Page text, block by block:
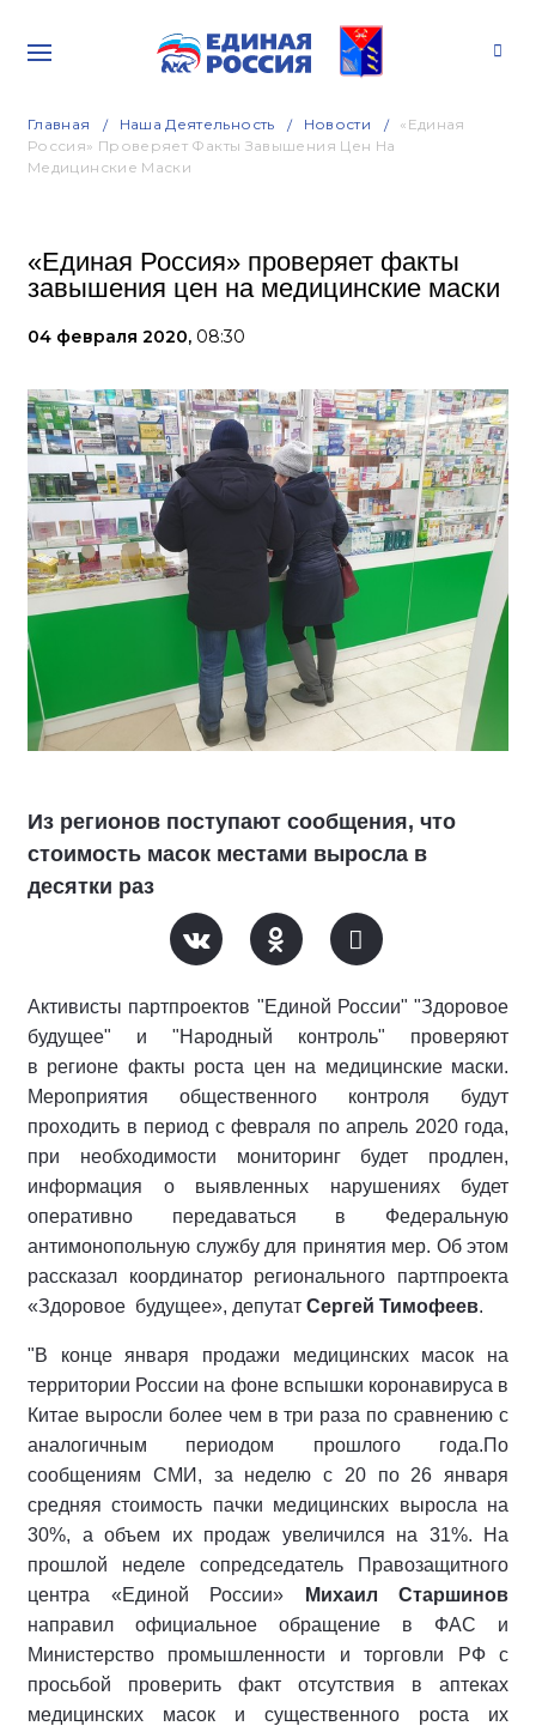
Главная Наша Деятельность Новости
«Единая
Россия» Проверяет Факты Завышения Цен На
Медицинские Маски
«Единая Россия» проверяет факты
завышения цен на медицинские маски
04 февраля 2020, 08:30
Из регионов поступают сообщения, что
стоимость масок местами выросла в
десятки раз
Активисты партпроектов "Единой России" "Здоровое
будущее" и "Народный контроль" проверяют
в регионе факты роста цен на медицинские маски.
Мероприятия общественного контроля будут
проходить в период с февраля по апрель 2020 года,
при необходимости мониторинг будет продлен,
информация о выявленных нарушениях будет
оперативно передаваться в Федеральную
антимонопольную службу для принятия мер. Об этом
рассказал координатор регионального партпроекта
«Здоровое будущее», депутат Сергей Тимофеев.
"В конце января продажи медицинских масок на
территории России на фоне вспышки коронавируса в
Китае выросли более чем в три раза по сравнению с
аналогичным периодом прошлого года.По
сообщениям СМИ, за неделю с 20 по 26 января
средняя стоимость пачки медицинских выросла на
30%, а объем их продаж увеличился на 31%. На
прошлой неделе сопредседатель Правозащитного
центра «Единой России» Михаил Старшинов
направил официальное обращение в ФАС и
Министерство промышленности и торговли РФ с
просьбой проверить факт отсутствия в аптеках
медицинских масок и существенного роста их